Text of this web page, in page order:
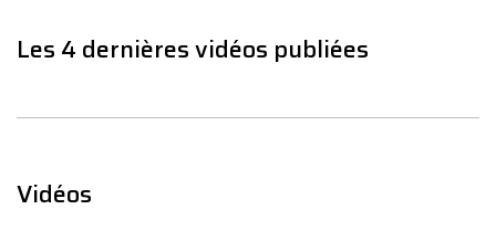
Les 4 dernières vidéos publiées
Vidéos